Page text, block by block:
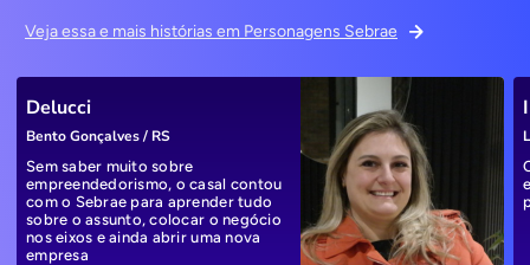
Veja essa e mais histórias em Personagens Sebrae
Delucci
Bento Gonçalves / RS
Sem saber muito sobre
empreendedorismo, o casal contou
com o Sebrae para aprender tudo
sobre o assunto, colocar o negócio
nos eixos e ainda abrir uma nova
empresa